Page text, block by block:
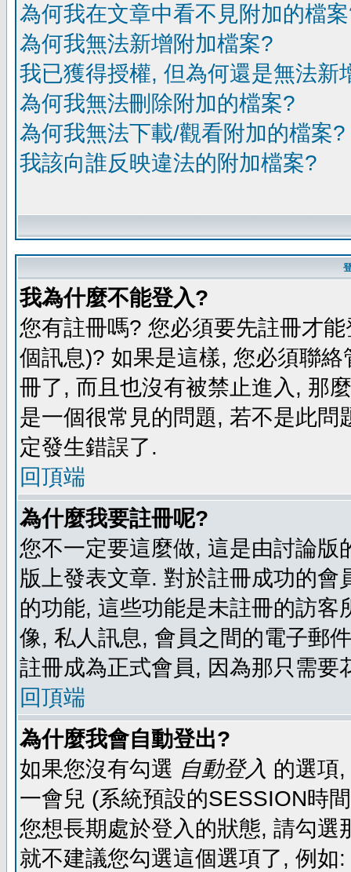
為何我在文章中看不見附加的檔
為何我無法新增附加檔案?
我已獲得授權, 但為何還是無法新
為何我無法刪除附加的檔案?
為何我無法下載/觀看附加的檔案?
我該向誰反映違法的附加檔案?
我為什麼不能登入?
您有註冊嗎? 您必須要先註冊才
個訊息)? 如果是這樣, 您必須聯
冊了, 而且也沒有被禁止進入, 那
是一個很常見的問題, 若不是此
定發生錯誤了.
回頂端
為什麼我要註冊呢?
您不一定要這麼做, 這是由討論
版上發表文章. 對於註冊成功的
的功能, 這些功能是未註冊的訪
像, 私人訊息, 會員之間的電子郵
註冊成為正式會員, 因為那只需要
回頂端
為什麼我會自動登出?
如果您沒有勾選 自動登入 的選項
一會兒 (系統預設的SESSION時
您想長期處於登入的狀態, 請勾
就不建議您勾選這個選項了, 例